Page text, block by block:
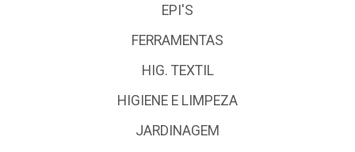
EPI'S
FERRAMENTAS
HIG. TEXTIL
HIGIENE E LIMPEZA
JARDINAGEM